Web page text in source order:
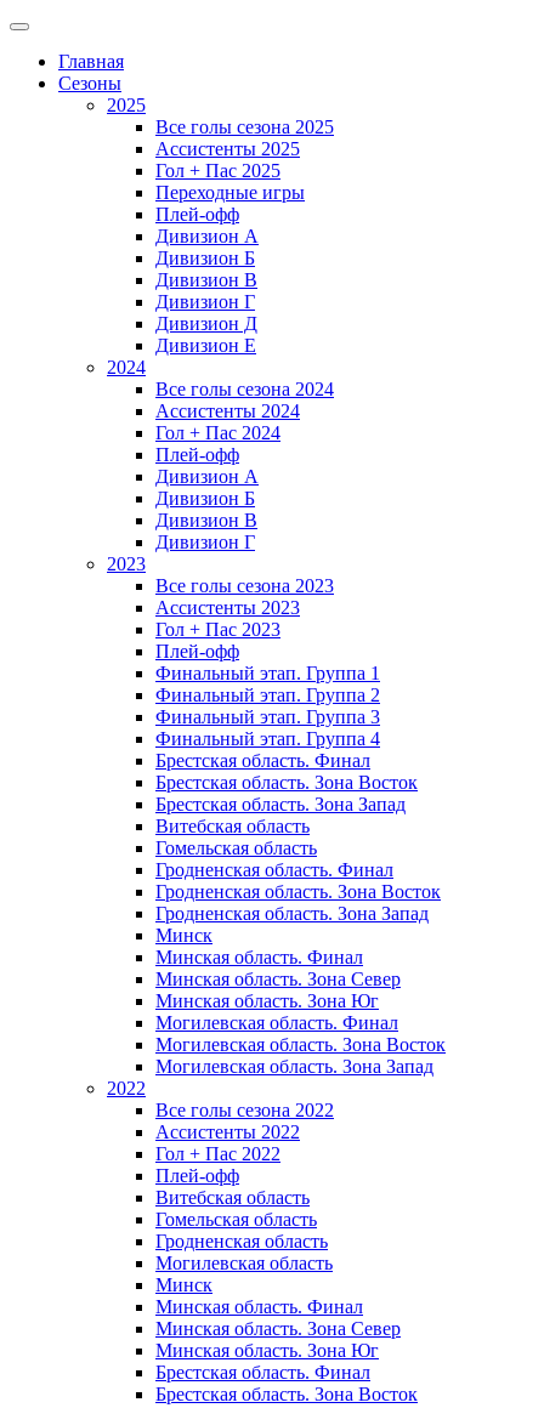
Главная
Сезоны
2025
Все голы сезона 2025
Ассистенты 2025
Гол + Пас 2025
Переходные игры
Плей-офф
Дивизион A
Дивизион Б
Дивизион В
Дивизион Г
Дивизион Д
Дивизион Е
2024
Все голы сезона 2024
Ассистенты 2024
Гол + Пас 2024
Плей-офф
Дивизион A
Дивизион Б
Дивизион В
Дивизион Г
2023
Все голы сезона 2023
Ассистенты 2023
Гол + Пас 2023
Плей-офф
Финальный этап. Группа 1
Финальный этап. Группа 2
Финальный этап. Группа 3
Финальный этап. Группа 4
Брестская область. Финал
Брестская область. Зона Восток
Брестская область. Зона Запад
Витебская область
Гомельская область
Гродненская область. Финал
Гродненская область. Зона Восток
Гродненская область. Зона Запад
Минск
Минская область. Финал
Минская область. Зона Север
Минская область. Зона Юг
Могилевская область. Финал
Могилевская область. Зона Восток
Могилевская область. Зона Запад
2022
Все голы сезона 2022
Ассистенты 2022
Гол + Пас 2022
Плей-офф
Витебская область
Гомельская область
Гродненская область
Могилевская область
Минск
Mинская область. Финал
Минская область. Зона Север
Минская область. Зона Юг
Брестская область. Финал
Брестская область. Зона Восток